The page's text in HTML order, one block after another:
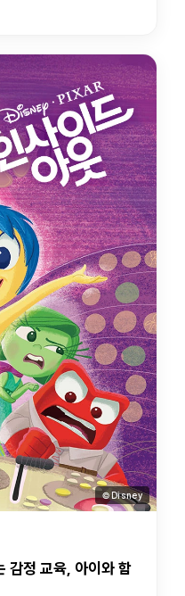
© Disney
감정 교육, 아이와 함